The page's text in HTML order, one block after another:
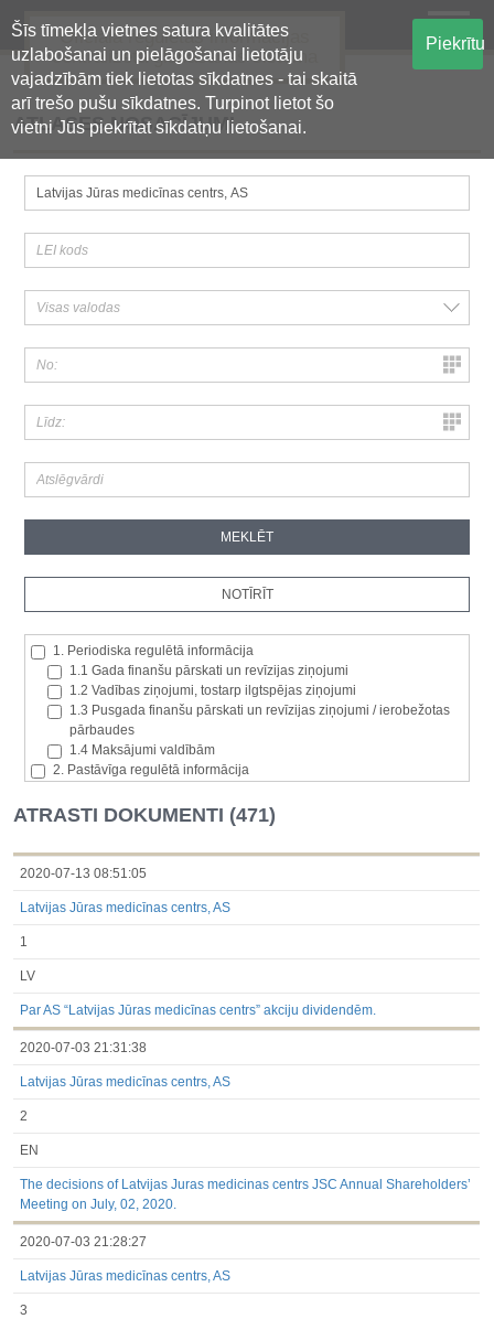
Šīs tīmekļa vietnes satura kvalitātes
uzlabošanai un pielāgošanai lietotāju
vajadzībām tiek lietotas sīkdatnes - tai skaitā
arī trešo pušu sīkdatnes. Turpinot lietot šo
vietni Jūs piekrītat sīkdatņu lietošanai.
Piekrītu
Oficiālā regulētās informācijas
centralizētā glabāšanas sistēma
ATLASES NOSACĪJUMI
1. Periodiska regulētā informācija
1.1 Gada finanšu pārskati un revīzijas ziņojumi
1.2 Vadības ziņojumi, tostarp ilgtspējas ziņojumi
1.3 Pusgada finanšu pārskati un revīzijas ziņojumi / ierobežotas
pārbaudes
1.4 Maksājumi valdībām
2. Pastāvīga regulētā informācija
2.2. Iekšējā informācija
2.3. Paziņojumi par būtisku akciju paketi
2.4. Emitenta paša akciju iegāde vai atsavināšana
2.5. Balsstiesību kopējais skaits un kapitāls
kategorijām
dalībvalsts tiesību aktiem
Līdz 2017.03.01
Finanšu pārskati
Informācija par akcionāru sapulcēm
ATRASTI DOKUMENTI (471)
2020-07-13 08:51:05
Latvijas Jūras medicīnas centrs, AS
1
LV
Par AS “Latvijas Jūras medicīnas centrs” akciju dividendēm.
2020-07-03 21:31:38
Latvijas Jūras medicīnas centrs, AS
2
EN
The decisions of Latvijas Juras medicinas centrs JSC Annual Shareholders’
Meeting on July, 02, 2020.
2020-07-03 21:28:27
Latvijas Jūras medicīnas centrs, AS
3